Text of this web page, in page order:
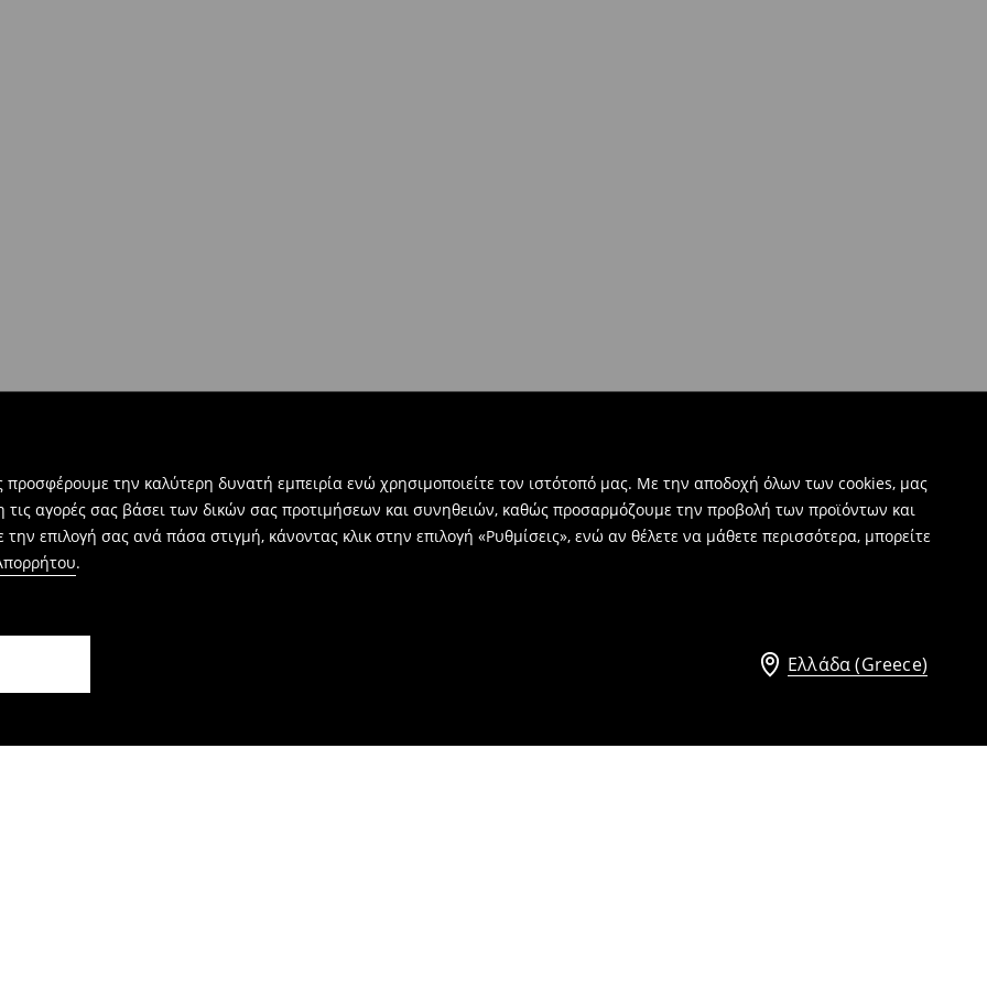
προσφέρουμε την καλύτερη δυνατή εμπειρία ενώ χρησιμοποιείτε τον ιστότοπό μας. Με την αποδοχή όλων των cookies, μας
αγορές σας βάσει των δικών σας προτιμήσεων και συνηθειών, καθώς προσαρμόζουμε την προβολή των προϊόντων και
επιλογή σας ανά πάσα στιγμή, κάνοντας κλικ στην επιλογή «Ρυθμίσεις», ενώ αν θέλετε να μάθετε περισσότερα, μπορείτε
.
Ελλάδα (Greece)